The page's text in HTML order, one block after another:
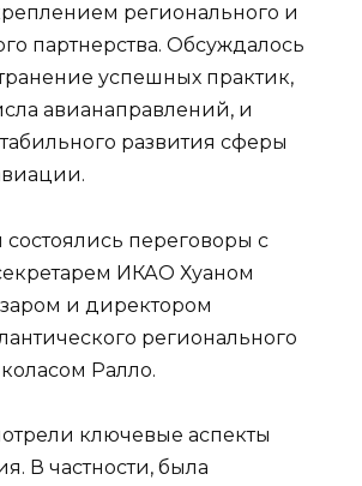
регионального и
партнерства. Обсуждалось
успешных практик,
авианаправлений, и
развития сферы
состоялись переговоры с
ИКАО Хуаном
и директором
регионального
Ралло.
ключевые аспекты
В частности, была